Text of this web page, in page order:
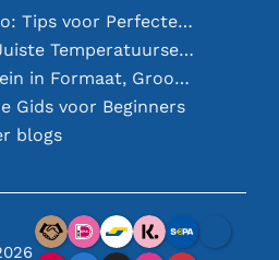
Solderen als een Pro: Tips voor Perfecte Elektronische Verbindingen
Het Kiezen van de Juiste Temperatuursensor [youtube]
18650 Batterijen: Klein in Formaat, Groot in Prestatie
Gids voor Beginners
blogs